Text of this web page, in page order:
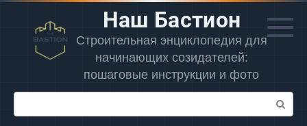
Перейти
контенту
Наш Бастион
Строительная энциклопедия для
начинающих созидателей:
пошаговые инструкции и фото
Поиск: